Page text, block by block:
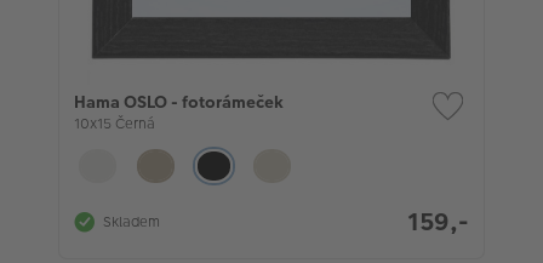
Hama OSLO - fotorámeček
10x15 Černá
Skladem 159,-